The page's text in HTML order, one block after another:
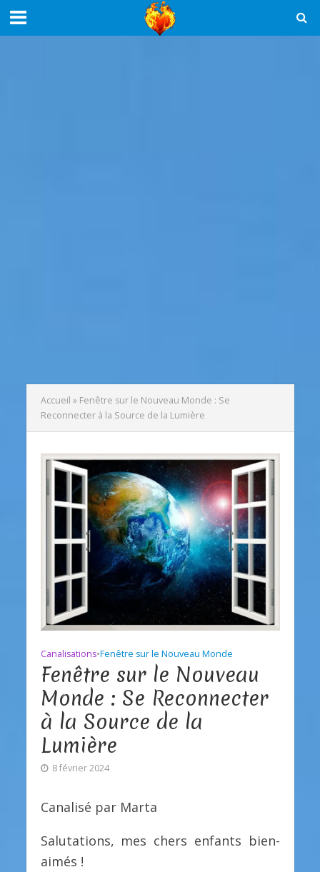
Accueil » Fenêtre sur le Nouveau Monde : Se
Reconnecter à la Source de la Lumière
Canalisations•Fenêtre sur le Nouveau Monde
Fenêtre sur le Nouveau
Monde : Se Reconnecter
à la Source de la
Lumière
8 février 2024
Canalisé par Marta
Salutations, mes chers enfants bien-
aimés !